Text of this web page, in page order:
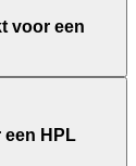
voor een
HPL